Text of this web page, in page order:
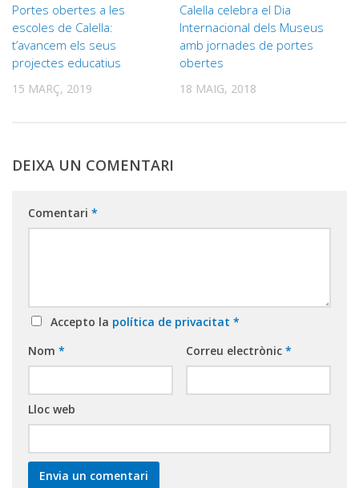
Portes obertes a les
escoles de Calella:
t’avancem els seus
projectes educatius
15 MARÇ, 2019
Calella celebra el Dia
Internacional dels Museus
amb jornades de portes
obertes
18 MAIG, 2018
DEIXA UN COMENTARI
Comentari *
Accepto la política de privacitat *
Nom * Correu electrònic *
Lloc web